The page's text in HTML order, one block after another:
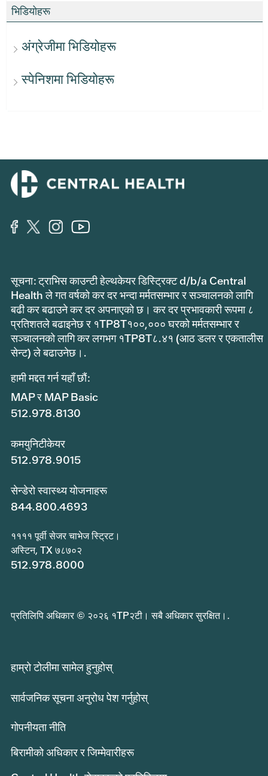
भिडियोहरू
अंग्रेजीमा भिडियोहरू
स्पेनिशमा भिडियोहरू
सूचना: ट्राभिस काउन्टी हेल्थकेयर डिस्ट्रिक्ट d/b/a Central
Health ले गत वर्षको कर दर भन्दा मर्मतसम्भार र सञ्चालनको लागि
बढी कर बढाउने कर दर अपनाएको छ। कर दर प्रभावकारी रूपमा ८
प्रतिशतले बढाइनेछ र १TP8T१००,००० घरको मर्मतसम्भार र
सञ्चालनको लागि कर लगभग १TP8T८.४१ (आठ डलर र एकतालीस
सेन्ट) ले बढाउनेछ।.
हामी मद्दत गर्न यहाँ छौं:
MAP र MAP Basic
512.978.8130
कमयुनिटीकेयर
512.978.9015
सेन्डेरो स्वास्थ्य योजनाहरू
844.800.4693
११११ पूर्वी सेजर चाभेज स्ट्रिट।
अस्टिन, TX ७८७०२
512.978.8000
प्रतिलिपि अधिकार © २०२६ १TP२टी। सबै अधिकार सुरक्षित।.
हाम्रो टोलीमा सामेल हुनुहोस्
सार्वजनिक सूचना अनुरोध पेश गर्नुहोस्
गोपनीयता नीति
बिरामीको अधिकार र जिम्मेवारीहरू